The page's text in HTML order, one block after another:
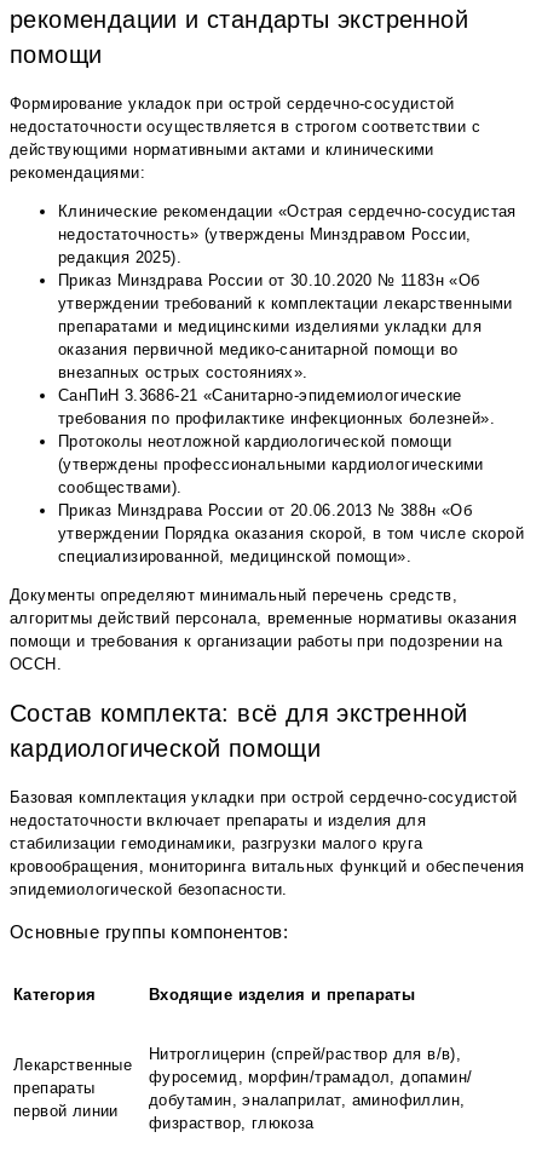
рекомендации и стандарты экстренной
помощи
Формирование укладок при острой сердечно-сосудистой
недостаточности осуществляется в строгом соответствии с
действующими нормативными актами и клиническими
рекомендациями:
Клинические рекомендации «Острая сердечно-сосудистая
недостаточность» (утверждены Минздравом России,
редакция 2025).
Приказ Минздрава России от 30.10.2020 № 1183н «Об
утверждении требований к комплектации лекарственными
препаратами и медицинскими изделиями укладки для
оказания первичной медико-санитарной помощи во
внезапных острых состояниях».
СанПиН 3.3686-21 «Санитарно-эпидемиологические
требования по профилактике инфекционных болезней».
Протоколы неотложной кардиологической помощи
(утверждены профессиональными кардиологическими
сообществами).
Приказ Минздрава России от 20.06.2013 № 388н «Об
утверждении Порядка оказания скорой, в том числе скорой
специализированной, медицинской помощи».
Документы определяют минимальный перечень средств,
алгоритмы действий персонала, временные нормативы оказания
помощи и требования к организации работы при подозрении на
ОССН.
Состав комплекта: всё для экстренной
кардиологической помощи
Базовая комплектация укладки при острой сердечно-сосудистой
недостаточности включает препараты и изделия для
стабилизации гемодинамики, разгрузки малого круга
кровообращения, мониторинга витальных функций и обеспечения
эпидемиологической безопасности.
Основные группы компонентов:
Категория Входящие изделия и препараты
Лекарственные
препараты
первой линии
Нитроглицерин (спрей/раствор для в/в),
фуросемид, морфин/трамадол, допамин/
добутамин, эналаприлат, аминофиллин,
физраствор, глюкоза